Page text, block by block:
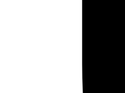
Lunes 28 de
Sueños a las 19'00